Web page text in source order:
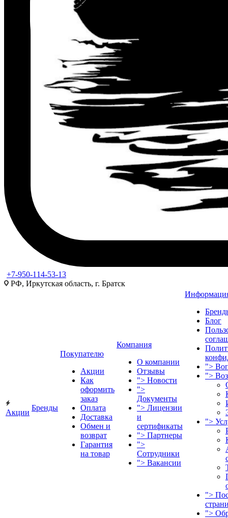
+7-950-114-53-13
РФ, Иркутская область, г. Братск
Акции
Бренды
Покупателю
Акции
Как
оформить
заказ
Оплата
Доставка
Обмен и
возврат
Гарантия
на товар
Компания
О компании
Отзывы
"> Новости
">
Документы
"> Лицензии
и
сертификаты
"> Партнеры
">
Сотрудники
"> Вакансии
Блог
">
">
">
">
">